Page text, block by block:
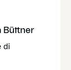
Büttner
di